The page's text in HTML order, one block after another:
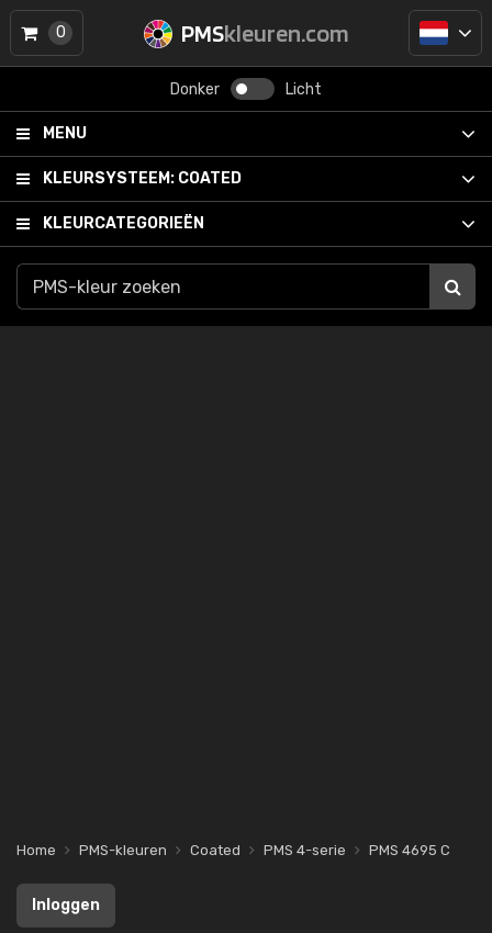
PMSkleuren.com
Donker Licht
MENU
KLEURSYSTEEM: COATED
KLEURCATEGORIEËN
0
Home PMS-kleuren Coated PMS 4-serie PMS 4695 C
Inloggen